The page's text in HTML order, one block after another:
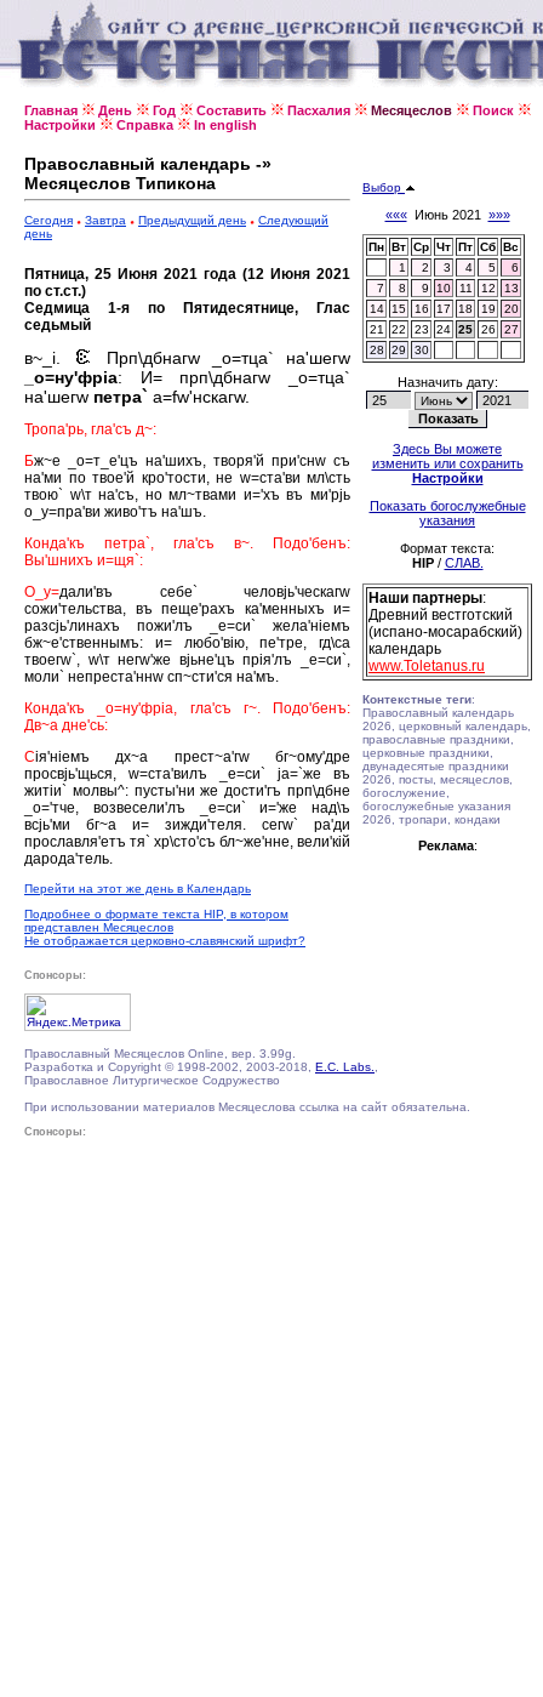
Главная День Год Составить Пасхалия Месяцеслов
Поиск
Настройки
Справка In english
Православный календарь -»
Месяцеслов Типикона
Сегодня Завтра Предыдущий день
Следующий
день
Пятница, 25 Июня 2021 года (12 Июня 2021
по ст.ст.)
Седмица 1-я по Пятидесятнице, Глас
седьмый
в~_i.
Прп\дбнагw _о=тца` на'шегw
_о=ну'фрiа: И= прп\дбнагw _о=тца`
на'шегw петра` а=fw'нскагw.
Тропа'рь, гла'съ д~:
Бж~е _о=т_е'цъ на'шихъ, творя'й при'снw съ
на'ми по твое'й кро'тости, не w=ста'ви мл\сть
твою` w\т на'съ, но мл~твами и='хъ въ ми'рjь
о_у=пра'ви живо'тъ на'шъ.
Конда'къ петра`, гла'съ в~. Подо'бенъ:
Вы'шнихъ и=щя`:
О_у=дали'въ себе` человjь'ческагw
сожи'тельства, въ пеще'рахъ ка'менныхъ и=
разсjь'линахъ пожи'лъ _е=си` жела'нiемъ
бж~е'ственнымъ: и= любо'вiю, пе'тре, гд\са
твоегw`, w\т негw'же вjьне'цъ прiя'лъ _е=си`,
моли` непреста'ннw сп~сти'ся на'мъ.
Конда'къ _о=ну'фрiа, гла'съ г~. Подо'бенъ:
Дв~а дне'сь:
Сiя'нiемъ дх~а прест~а'гw бг~ому'дре
просвjь'щься, w=ста'вилъ _е=си` jа=`же въ
житiи` молвы^: пусты'ни же дости'гъ прп\дбне
_о='тче, возвесели'лъ _е=си` и='же над\ъ
всjь'ми бг~а и= зижди'теля. сегw` ра'ди
прославля'етъ тя` хр\сто'съ бл~же'нне, вели'кiй
дарода'тель.
Перейти на этот же день в Календарь
Подробнее о формате текста HIP, в котором
представлен Месяцеслов
Не отображается церковно-славянский шрифт?
Выбор
«««Июнь 2021 »»»
Пн Вт Ср Чт Пт Сб Вс
1
2 3 4 5
6
7
8 9 10 11 12
13
14
15 16 17 18 19
20
21
22 23 24 25 26
27
28
29 30
Назначить дату:
Здесь Вы можете
изменить или сохранить
Настройки
Показать богослужебные
указания
Формат текста:
HIP/ СЛАВ.
Наши партнеры:
Древний вестготский
(испано-мосарабский)
календарь
www.Toletanus.ru
Контекстные теги:
Православный календарь
2026, церковный календарь,
православные праздники,
церковные праздники,
двунадесятые праздники
2026, посты, месяцеслов,
богослужение,
богослужебные указания
2026, тропари, кондаки
Реклама:
Спонсоры:
Православный Месяцеслов Online, вер. 3.99g.
Разработка и Copyright © 1998-2002, 2003-2018, E.C. Labs.
Православное Литургическое Содружество
При использовании материалов Месяцеслова ссылка на сайт обязательна.
Спонсоры: